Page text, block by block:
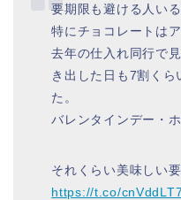
要期限も避ける人い
特にチョコレートはア
去年の仕入れ同行で
き出した日も7割くら
た。
バレンタインデー・
それくらい美味しい
https://t.co/